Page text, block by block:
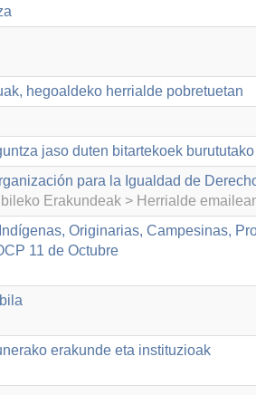
hegoaldeko herrialde pobretuetan
jaso duten bitartekoek
para la Igualdad de
Erakundeak > Herrialde
Originarias, Campesinas,
11 de Octubre
erakunde eta instituzioak